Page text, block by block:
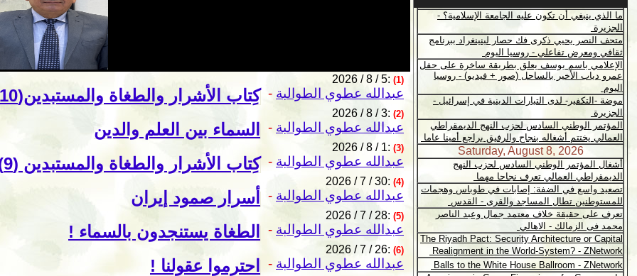
2026 / 8 / 5: (1)
كِتاب الأشرار والطغاة والمستبدين(10). الصداقة مدفوعة الثمن غير مأمونة- عبدالله عطوي الطوالبة
2026 / 8 / 3: (2)
السماء بين العلم والدين - عبدالله عطوي الطوالبة
2026 / 8 / 1: (3)
كِتاب الأشرار والطغاة والمستبدين (9). مزايا الحرب- عبدالله عطوي الطوالبة
2026 / 7 / 30: (4)
أسرار صمود إيران - عبدالله عطوي الطوالبة
2026 / 7 / 28: (5)
الطغاة يستنجدون بالسماء ! - عبدالله عطوي الطوالبة
2026 / 7 / 26: (6)
احترموا عقولنا ! - عبدالله عطوي الطوالبة